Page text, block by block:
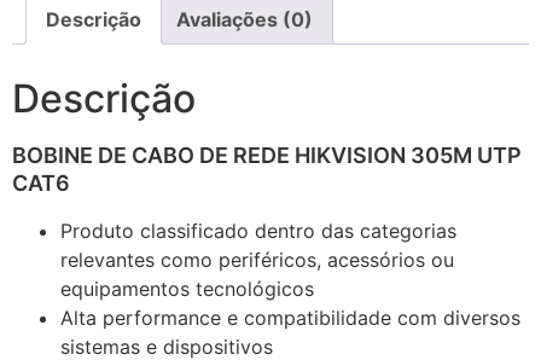
Descrição Avaliações (0)
Descrição
BOBINE DE CABO DE REDE HIKVISION 305M UTP
CAT6
Produto classificado dentro das categorias
relevantes como periféricos, acessórios ou
equipamentos tecnológicos
Alta performance e compatibilidade com diversos
sistemas e dispositivos